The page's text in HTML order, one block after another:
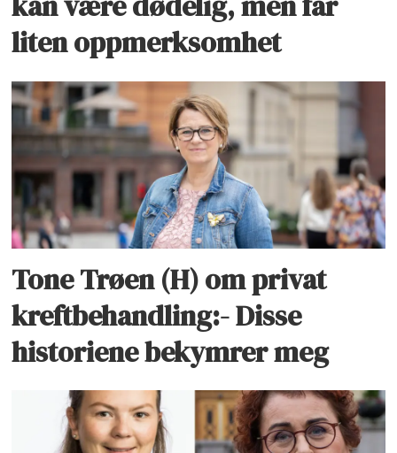
liten oppmerksomhet
Tone Trøen (H) om privat
kreftbehandling:- Disse
historiene bekymrer meg